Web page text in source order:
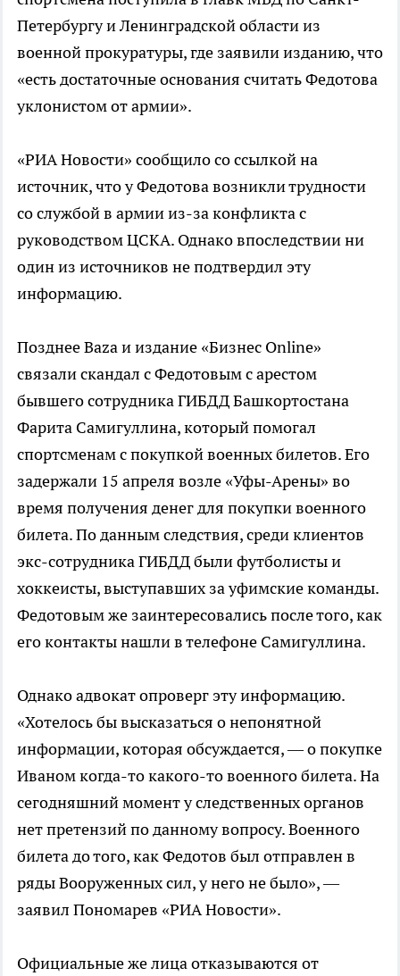
Петербургу и Ленинградской области из
военной прокуратуры, где заявили изданию, что
«есть достаточные основания считать Федотова
уклонистом от армии».
«РИА Новости» сообщило со ссылкой на
источник, что у Федотова возникли трудности
со службой в армии из-за конфликта с
руководством ЦСКА. Однако впоследствии ни
один из источников не подтвердил эту
информацию.
Позднее Baza и издание «Бизнес Online»
связали скандал с Федотовым с арестом
бывшего сотрудника ГИБДД Башкортостана
Фарита Самигуллина, который помогал
спортсменам с покупкой военных билетов. Его
задержали 15 апреля возле «Уфы-Арены» во
время получения денег для покупки военного
билета. По данным следствия, среди клиентов
экс-сотрудника ГИБДД были футболисты и
хоккеисты, выступавших за уфимские команды.
Федотовым же заинтересовались после того, как
его контакты нашли в телефоне Самигуллина.
Однако адвокат опроверг эту информацию.
«Хотелось бы высказаться о непонятной
информации, которая обсуждается, — о покупке
Иваном когда-то какого-то военного билета. На
сегодняшний момент у следственных органов
нет претензий по данному вопросу. Военного
билета до того, как Федотов был отправлен в
ряды Вооруженных сил, у него не было», —
заявил Пономарев «РИА Новости».
Официальные же лица отказываются от